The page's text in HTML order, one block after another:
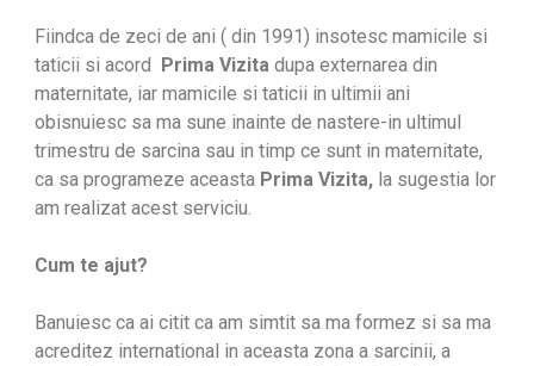
Fiindca de zeci de ani ( din 1991) insotesc mamicile si
taticii si acord Prima Vizita dupa externarea din
maternitate, iar mamicile si taticii in ultimii ani
obisnuiesc sa ma sune inainte de nastere-in ultimul
trimestru de sarcina sau in timp ce sunt in maternitate,
ca sa programeze aceasta Prima Vizita,la sugestia lor
am realizat acest serviciu.
Cum te ajut?
Banuiesc ca ai citit ca am simtit sa ma formez si sa ma
acreditez international in aceasta zona a sarcinii, a